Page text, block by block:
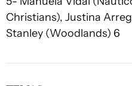
Christians), Justina
Stanley (Woodlands) 6